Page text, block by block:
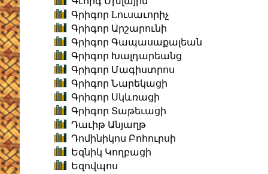
Գրիգոր Lուսաւորիչ
Գրիգոր Արշարունի
Գրիգոր Գապասաքալեան
Գրիգոր Խալդարեանց
Գրիգոր Մագիստրոս
Գրիգոր Նարեկացի
Գրիգոր Սկևռացի
Գրիգոր Տաթեւացի
Դաւիթ Անյաղթ
Դոմինիկոս Բոհուրսի
Եզնիկ Կողբացի
Եզովպոս